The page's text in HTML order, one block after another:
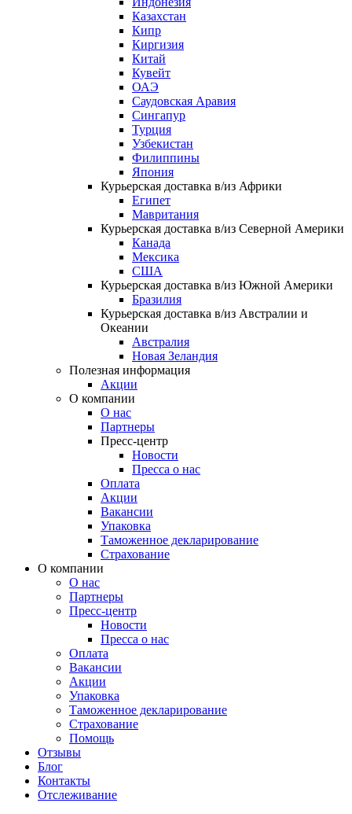
Казахстан
Кипр
Киргизия
Китай
Кувейт
ОАЭ
Саудовская Аравия
Сингапур
Турция
Узбекистан
Филиппины
Япония
Курьерская доставка в/из Африки
Египет
Мавритания
Курьерская доставка в/из Северной Америки
Канада
Мексика
США
Курьерская доставка в/из Южной Америки
Бразилия
Курьерская доставка в/из Австралии и
Океании
Австралия
Новая Зеландия
Полезная информация
Акции
О компании
О нас
Партнеры
Пресс-центр
Новости
Пресса о нас
Оплата
Акции
Вакансии
Упаковка
Таможенное декларирование
Страхование
О компании
О нас
Партнеры
Пресс-центр
Новости
Пресса о нас
Оплата
Вакансии
Акции
Упаковка
Таможенное декларирование
Страхование
Помощь
Отзывы
Блог
Контакты
Отслеживание